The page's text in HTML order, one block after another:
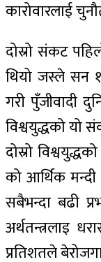
कारोवारलाई
दोस्रो संकट
थियो जस्ले सन
गरी पुँजीवादी
विश्वयुद्धको यो
दोस्रो
को आर्थिक
सबैभन्दा बढी
अर्थतन्त्रलाइ
प्रतिशतले